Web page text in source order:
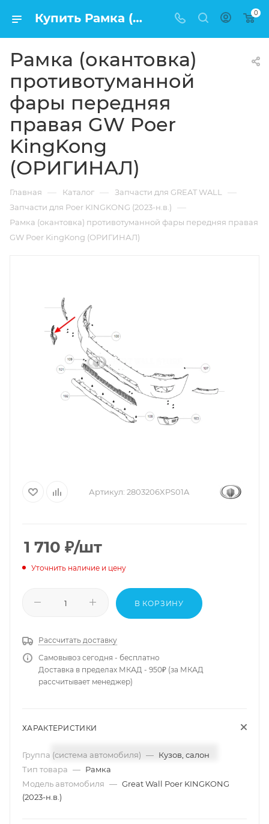
Купить Рамка (окантовка) противотуманной фары передняя правая GW Poer KingKong (ОРИГИНАЛ) в Москве по низкой цене 0
Рамка (окантовка)
противотуманной
фары передняя
правая GW Poer
KingKong
(ОРИГИНАЛ)
Главная — Каталог — Запчасти для GREAT WALL —
Запчасти для Poer KINGKONG (2023-н.в.) —
Рамка (окантовка) противотуманной фары передняя правая
GW Poer KingKong (ОРИГИНАЛ)
Артикул: 2803206XPS01A
1 710 ₽/шт
Уточнить наличие и цену
В КОРЗИНУ
Рассчитать доставку
Самовывоз сегодня - бесплатно
Доставка в пределах МКАД - 950₽ (за МКАД
рассчитывает менеджер)
ХАРАКТЕРИСТИКИ
Группа (система автомобиля) — Кузов, салон
Тип товара — Рамка
Модель автомобиля — Great Wall Poer KINGKONG
(2023-н.в.)